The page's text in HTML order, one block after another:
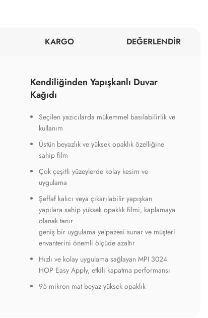
KARGO DEĞERLENDİR
Kendiliğinden Yapışkanlı Duvar
Kağıdı
Seçilen yazıcılarda mükemmel basılabilirlik ve
kullanım
Üstün beyazlık ve yüksek opaklık özelliğine
sahip film
Çok çeşitli yüzeylerde kolay kesim ve
uygulama
Şeffaf kalıcı veya çıkarılabilir yapışkan
yapılara sahip yüksek opaklık filmi, kaplamaya
olanak tanır
geniş bir uygulama yelpazesi sunar ve müşteri
envanterini önemli ölçüde azaltır
Hızlı ve kolay uygulama sağlayan MPI 3024
HOP Easy Apply, etkili kapatma performansı
95 mikron mat beyaz yüksek opaklık